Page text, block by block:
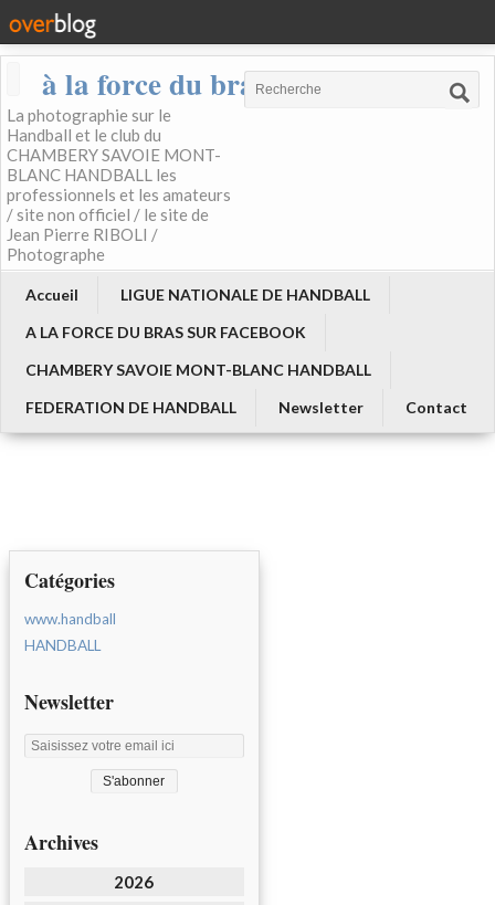
à la force du bras
La photographie sur le
Handball et le club du
CHAMBERY SAVOIE MONT-
BLANC HANDBALL les
professionnels et les amateurs
/ site non officiel / le site de
Jean Pierre RIBOLI /
Photographe
Accueil
LIGUE NATIONALE DE HANDBALL
A LA FORCE DU BRAS SUR FACEBOOK
CHAMBERY SAVOIE MONT-BLANC HANDBALL
FEDERATION DE HANDBALL
Newsletter Contact
Catégories
www.handball
HANDBALL
Newsletter
Archives
2026